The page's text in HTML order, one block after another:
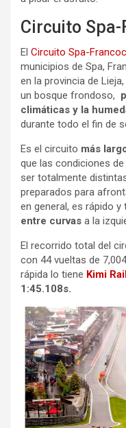
Circuito
El Circuito Spa-
municipios de Spa,
en la provincia de
un bosque frondoso,
climáticas y la
durante todo el fin de
Es el circuito más
que las condiciones
ser totalmente
preparados para
en general, es rápido y
entre curvas a la
El recorrido total del
con 44 vueltas de
rápida lo tiene Kimi
1:45.108s.